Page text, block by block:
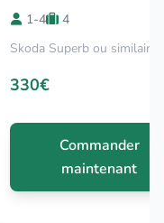
1-4
4
Skoda Superb ou similaire
330€
Commander
maintenant